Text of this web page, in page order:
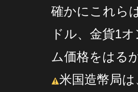
確かにこれら
ドル、金貨1
ム価格をはる
米国造幣局